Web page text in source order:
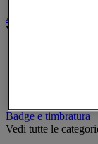
Attrezzatura e
Vedi tutte le categorie
Materiale per
Mobili e
Badge e timbratura
Vedi tutte le